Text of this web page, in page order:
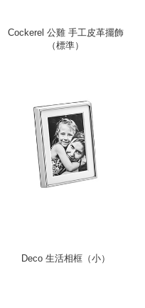
Cockerel 公雞 手工皮革擺飾
（標準）
Deco 生活相框（小）